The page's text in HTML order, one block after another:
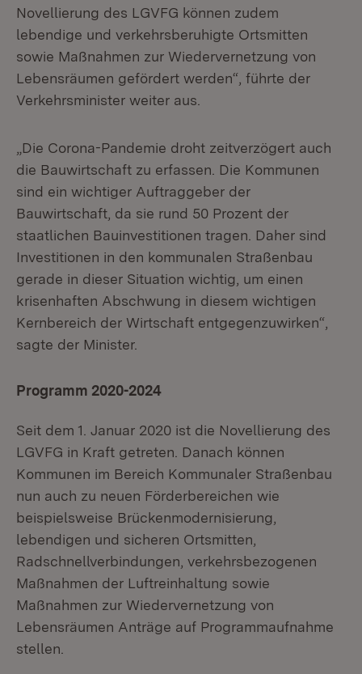
Novellierung des LGVFG können zudem
lebendige und verkehrsberuhigte Ortsmitten
sowie Maßnahmen zur Wiedervernetzung von
Lebensräumen gefördert werden“, führte der
Verkehrsminister weiter aus.
„Die Corona-Pandemie droht zeitverzögert auch
die Bauwirtschaft zu erfassen. Die Kommunen
sind ein wichtiger Auftraggeber der
Bauwirtschaft, da sie rund 50 Prozent der
staatlichen Bauinvestitionen tragen. Daher sind
Investitionen in den kommunalen Straßenbau
gerade in dieser Situation wichtig, um einen
krisenhaften Abschwung in diesem wichtigen
Kernbereich der Wirtschaft entgegenzuwirken“,
sagte der Minister.
Programm 2020-2024
Seit dem 1. Januar 2020 ist die Novellierung des
LGVFG in Kraft getreten. Danach können
Kommunen im Bereich Kommunaler Straßenbau
nun auch zu neuen Förderbereichen wie
beispielsweise Brückenmodernisierung,
lebendigen und sicheren Ortsmitten,
Radschnellverbindungen, verkehrsbezogenen
Maßnahmen der Luftreinhaltung sowie
Maßnahmen zur Wiedervernetzung von
Lebensräumen Anträge auf Programmaufnahme
stellen.